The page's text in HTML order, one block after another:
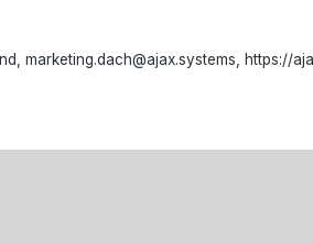
marketing.dach@ajax.systems, https://